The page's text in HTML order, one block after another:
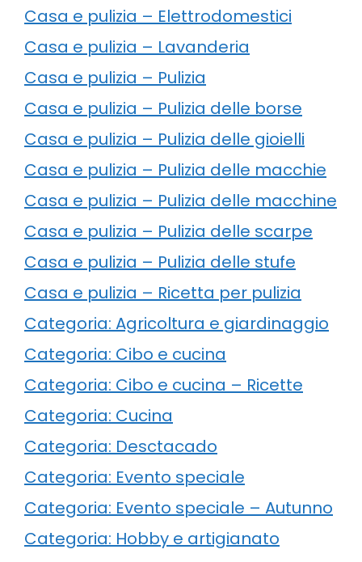
Casa e pulizia – Elettrodomestici
Casa e pulizia – Lavanderia
Casa e pulizia – Pulizia
Casa e pulizia – Pulizia delle borse
Casa e pulizia – Pulizia delle gioielli
Casa e pulizia – Pulizia delle macchie
Casa e pulizia – Pulizia delle macchine
Casa e pulizia – Pulizia delle scarpe
Casa e pulizia – Pulizia delle stufe
Casa e pulizia – Ricetta per pulizia
Categoria: Agricoltura e giardinaggio
Categoria: Cibo e cucina
Categoria: Cibo e cucina – Ricette
Categoria: Cucina
Categoria: Desctacado
Categoria: Evento speciale
Categoria: Evento speciale – Autunno
Categoria: Hobby e artigianato